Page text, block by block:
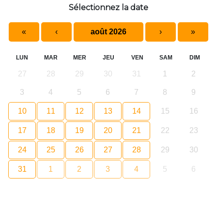
Sélectionnez la date
« ‹ août 2026 › »
LUN MAR MER JEU VEN SAM DIM
27 28 29 30 31 1 2
3 4 5 6 7 8 9
10 11 12 13 14 15 16
17 18 19 20 21 22 23
24 25 26 27 28 29 30
31 1 2 3 4 5 6